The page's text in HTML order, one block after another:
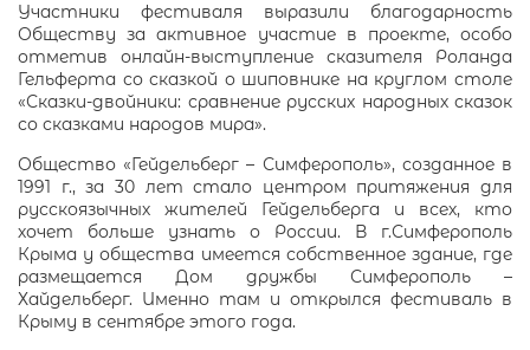
Участники фестиваля выразили благодарность
Обществу за активное участие в проекте, особо
отметив онлайн-выступление сказителя Роланда
Гельферта со сказкой о шиповнике на круглом столе
«Сказки-двойники: сравнение русских народных сказок
со сказками народов мира».
Общество «Гейдельберг – Симферополь», созданное в
1991 г., за 30 лет стало центром притяжения для
русскоязычных жителей Гейдельберга и всех, кто
хочет больше узнать о России. В г.Симферополь
Крыма у общества имеется собственное здание, где
размещается Дом дружбы Симферополь –
Хайдельберг. Именно там и открылся фестиваль в
Крыму в сентябре этого года.